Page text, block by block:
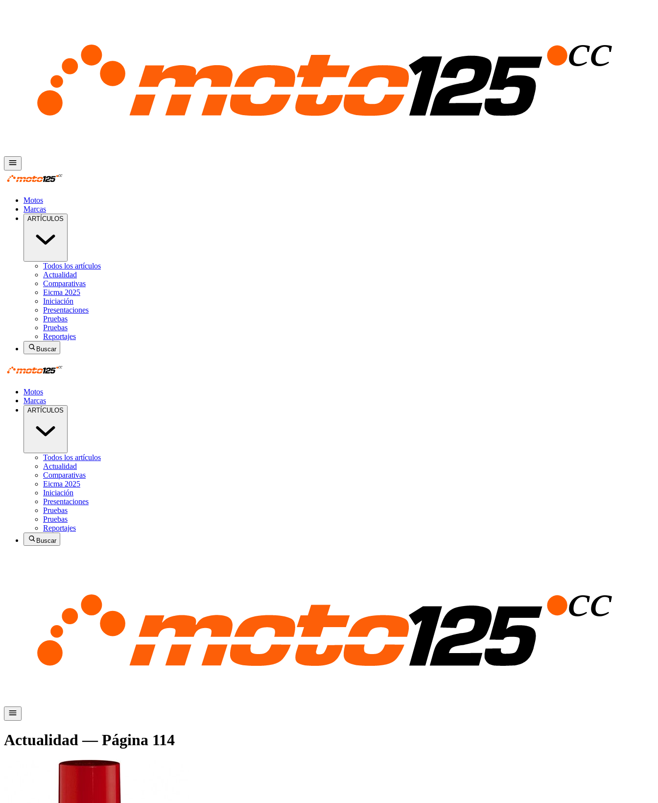
Motos
Marcas
ARTÍCULOS
Todos los artículos
Actualidad
Comparativas
Eicma 2025
Iniciación
Presentaciones
Pruebas
Pruebas
Reportajes
Buscar
Motos
Marcas
ARTÍCULOS
Todos los artículos
Actualidad
Comparativas
Eicma 2025
Iniciación
Presentaciones
Pruebas
Pruebas
Reportajes
Buscar
Actualidad— Página 114